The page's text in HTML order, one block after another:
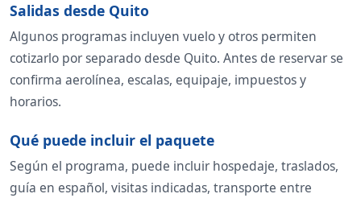
Salidas desde Quito
Algunos programas incluyen vuelo y otros permiten
cotizarlo por separado desde Quito. Antes de reservar se
confirma aerolínea, escalas, equipaje, impuestos y
horarios.
Qué puede incluir el paquete
Según el programa, puede incluir hospedaje, traslados,
guía en español, visitas indicadas, transporte entre